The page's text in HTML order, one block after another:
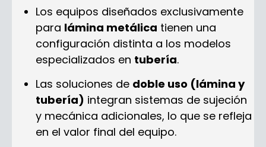
Los equipos diseñados exclusivamente
para lámina metálica tienen una
configuración distinta a los modelos
especializados en tubería.
Las soluciones de doble uso (lámina y
tubería) integran sistemas de sujeción
y mecánica adicionales, lo que se refleja
en el valor final del equipo.